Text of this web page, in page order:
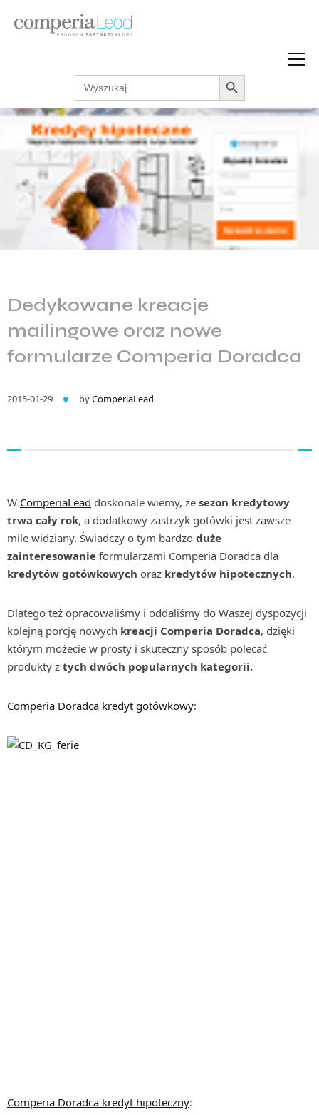
Strefa Wiedzy
Podcasty
Zarabiaj w internecie
Akcje promocyjne
Regulaminy
Search
for:
Search Button
Dedykowane kreacje
mailingowe oraz nowe
formularze Comperia Doradca
2015-01-29 byComperiaLead
W ComperiaLead doskonale wiemy, że sezon kredytowy
trwa cały rok, a dodatkowy zastrzyk gotówki jest zawsze
mile widziany. Świadczy o tym bardzo duże
zainteresowanie formularzami Comperia Doradca dla
kredytów gotówkowych oraz kredytów hipotecznych.
Dlatego też opracowaliśmy i oddaliśmy do Waszej dyspozycji
kolejną porcję nowych kreacji Comperia Doradca, dzięki
którym możecie w prosty i skuteczny sposób polecać
produkty z tych dwóch popularnych kategorii.
Comperia Doradca kredyt gotówkowy:
Comperia Doradca kredyt hipoteczny: